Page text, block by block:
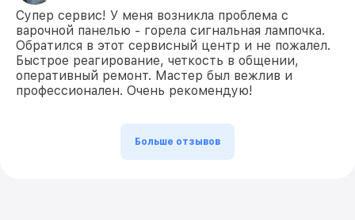
Супер сервис! У меня возникла проблема с
варочной панелью - горела сигнальная лампочка.
Обратился в этот сервисный центр и не пожалел.
Быстрое реагирование, четкость в общении,
оперативный ремонт. Мастер был вежлив и
профессионален. Очень рекомендую!
Больше отзывов